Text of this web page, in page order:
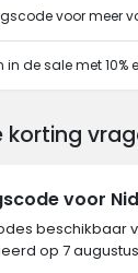
voor meer
de sale met 10%
voor
beschikbaar
op 7